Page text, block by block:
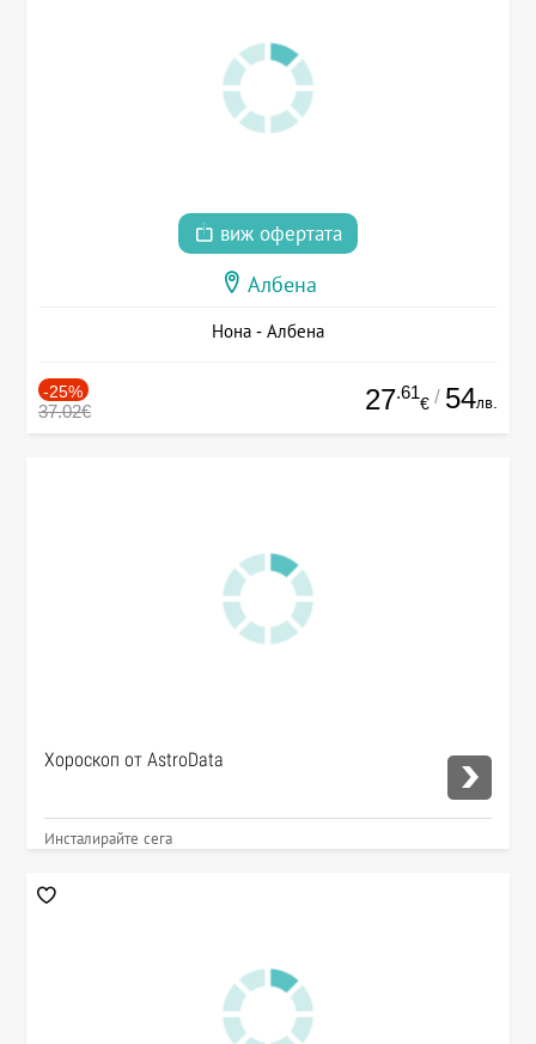
виж офертата
Албена
Нона - Албена
-25%
37.02€ 27.61
€ / 54лв.
Хороскоп от AstroData
Инсталирайте сега